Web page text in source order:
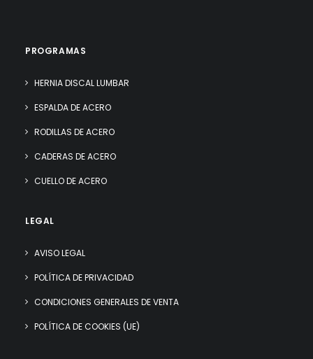
PROGRAMAS
HERNIA DISCAL LUMBAR
ESPALDA DE ACERO
RODILLAS DE ACERO
CADERAS DE ACERO
CUELLO DE ACERO
LEGAL
AVISO LEGAL
POLÍTICA DE PRIVACIDAD
CONDICIONES GENERALES DE VENTA
POLÍTICA DE COOKIES (UE)